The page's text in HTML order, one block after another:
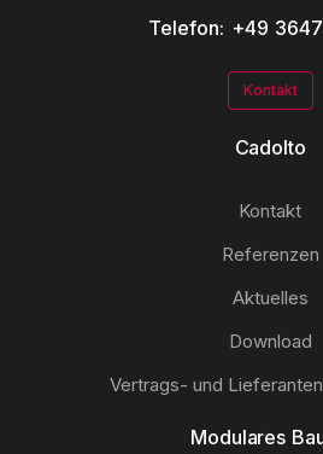
Telefon: +49
Kontakt
Cadolto
Kontakt
Referenzen
Aktuelles
Download
Vertrags- und
Modulares